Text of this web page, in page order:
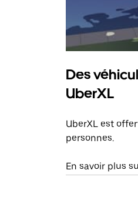
Des
UberXL
UberXL est
personnes.
En savoir plus